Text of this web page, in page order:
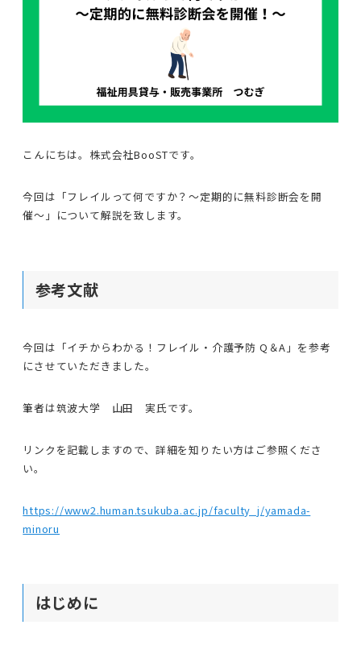
こんにちは。株式会社BooSTです。
今回は「フレイルって何ですか？〜定期的に無料診断会を開
催〜」について解説を致します。
参考文献
今回は「イチからわかる！フレイル・介護予防 Q＆A」を参考
にさせていただきました。
筆者は筑波大学 山田 実氏です。
リンクを記載しますので、詳細を知りたい方はご参照くださ
い。
https://www2.human.tsukuba.ac.jp/faculty_j/yamada-
minoru
はじめに